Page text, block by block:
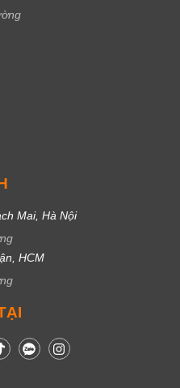
Mai, Hà Nội
HCM